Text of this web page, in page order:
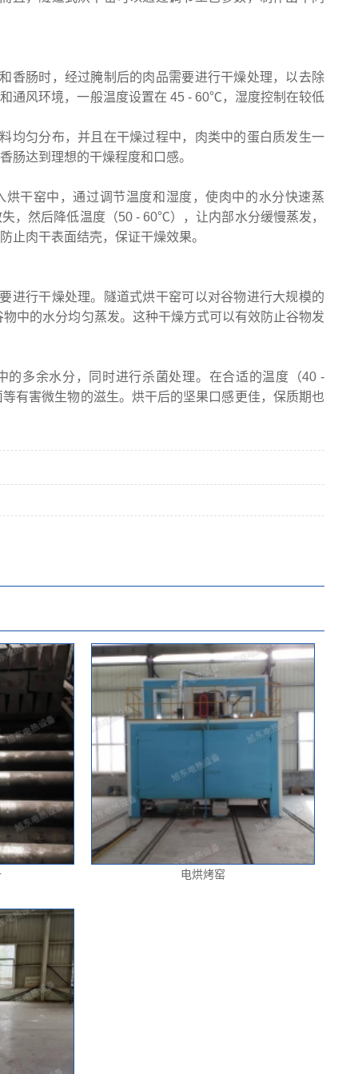
香肠时，经过腌制后的肉品需要进行干燥处理，以去除
通风环境，一般温度设置在 45 - 60℃，湿度控制在较低
均匀分布，并且在干燥过程中，肉类中的蛋白质发生一
肠达到理想的干燥程度和口感。
干窑中，通过调节温度和湿度，使肉中的水分快速蒸
，然后降低温度（50 - 60℃），让内部水分缓慢蒸发，
止肉干表面结壳，保证干燥效果。
进行干燥处理。隧道式烘干窑可以对谷物进行大规模的
中的水分均匀蒸发。这种干燥方式可以有效防止谷物发
多余水分，同时进行杀菌处理。在合适的温度（40 -
有害微生物的滋生。烘干后的坚果口感更佳，保质期也
电烘烤窑